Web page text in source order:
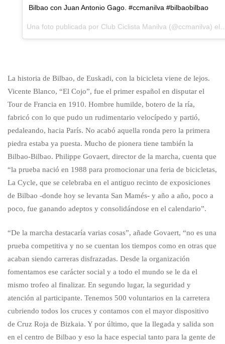
Bilbao con Juan Antonio Gago. #ccmanilva #bilbaobilbao
La historia de Bilbao, de Euskadi, con la bicicleta viene de lejos.
Vicente Blanco, “El Cojo”, fue el primer español en disputar el
Tour de Francia en 1910. Hombre humilde, botero de la ría,
fabricó con lo que pudo un rudimentario velocípedo y partió,
pedaleando, hacia París. No acabó aquella ronda pero la primera
piedra estaba ya puesta. Mucho de pionera tiene también la
Bilbao-Bilbao. Philippe Govaert, director de la marcha, cuenta que
“la prueba nació en 1988 para promocionar una feria de bicicletas,
La Cycle, que se celebraba en el antiguo recinto de exposiciones
de Bilbao -donde hoy se levanta San Mamés- y año a año, poco a
poco, fue ganando adeptos y consolidándose en el calendario”.
“De la marcha destacaría varias cosas”, añade Govaert, “no es una
prueba competitiva y no se cuentan los tiempos como en otras que
acaban siendo carreras disfrazadas. Desde la organización
fomentamos ese carácter social y a todo el mundo se le da el
mismo trofeo al finalizar. En segundo lugar, la seguridad y
atención al participante. Tenemos 500 voluntarios en la carretera
cubriendo todos los cruces y contamos con el mayor dispositivo
de Cruz Roja de Bizkaia. Y por último, que la llegada y salida son
en el centro de Bilbao y eso la hace especial tanto para la gente de